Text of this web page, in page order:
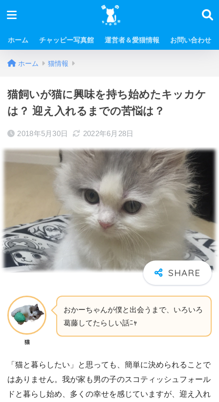
ホーム チャッピー写真館 運営者＆愛猫情報 お問い合わせ
ホーム 猫情報
猫飼いが猫に興味を持ち始めたキッカケ
は？ 迎え入れるまでの苦悩は？
2018年5月30日 2022年6月28日
猫
おかーちゃんが僕と出会うまで、いろいろ
葛藤してたらしい話ﾆｬ
「猫と暮らしたい」と思っても、簡単に決められることで
はありません。我が家も男の子のスコティッシュフォール
ドと暮らし始め、多くの幸せを感じていますが、迎え入れ